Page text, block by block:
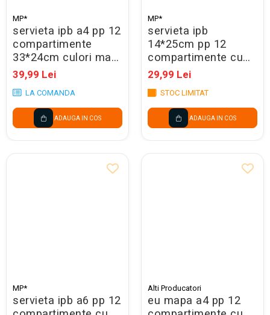
MP*
servieta ipb a4 pp 12
compartimente
33*24cm culori mate
pc611
39,99 Lei
LA COMANDA
ADAUGA IN COS
MP*
servieta ipb
14*25cm pp 12
compartimente cu
elastic culori mate
pc613
29,99 Lei
STOC LIMITAT
ADAUGA IN COS
MP*
servieta ipb a6 pp 12
Alti Producatori
eu mapa a4 pp 12